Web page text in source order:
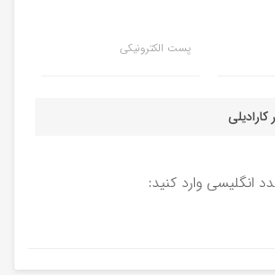
پست الکترونیکی
انگلیسی وارد کنید: